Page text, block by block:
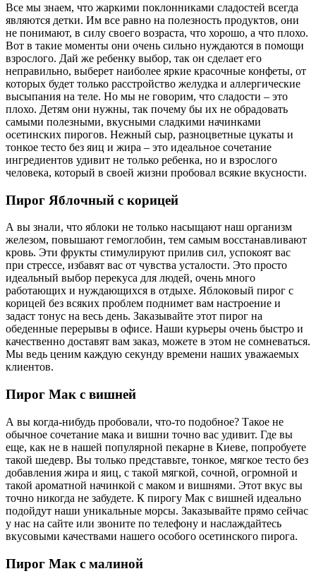
Все мы знаем, что жаркими поклонниками сладостей всегда
являются детки. Им все равно на полезность продуктов, они
не понимают, в силу своего возраста, что хорошо, а что плохо.
Вот в такие моменты они очень сильно нуждаются в помощи
взрослого. Дай же ребенку выбор, так он сделает его
неправильно, выберет наиболее яркие красочные конфеты, от
которых будет только расстройство желудка и аллергические
высыпания на теле. Но мы не говорим, что сладости – это
плохо. Детям они нужны, так почему бы их не обрадовать
самыми полезными, вкусными сладкими начинками
осетинских пирогов. Нежный сыр, разноцветные цукаты и
тонкое тесто без яиц и жира – это идеальное сочетание
ингредиентов удивит не только ребенка, но и взрослого
человека, который в своей жизни пробовал всякие вкусности.
Пирог Яблочный с корицей
А вы знали, что яблоки не только насыщают наш организм
железом, повышают гемоглобин, тем самым восстанавливают
кровь. Эти фрукты стимулируют прилив сил, успокоят вас
при стрессе, избавят вас от чувства усталости. Это просто
идеальный выбор перекуса для людей, очень много
работающих и нуждающихся в отдыхе. Яблоковый пирог с
корицей без всяких проблем поднимет вам настроение и
задаст тонус на весь день. Заказывайте этот пирог на
обеденные перерывы в офисе. Наши курьеры очень быстро и
качественно доставят вам заказ, можете в этом не сомневаться.
Мы ведь ценим каждую секунду времени наших уважаемых
клиентов.
Пирог Мак с вишней
А вы когда-нибудь пробовали, что-то подобное? Такое не
обычное сочетание мака и вишни точно вас удивит. Где вы
еще, как не в нашей популярной пекарне в Киеве, попробуете
такой шедевр. Вы только представьте, тонкое, мягкое тесто без
добавления жира и яиц, с такой мягкой, сочной, огромной и
такой ароматной начинкой с маком и вишнями. Этот вкус вы
точно никогда не забудете. К пирогу Мак с вишней идеально
подойдут наши уникальные морсы. Заказывайте прямо сейчас
у нас на сайте или звоните по телефону и наслаждайтесь
вкусовыми качествами нашего особого осетинского пирога.
Пирог Мак с малиной